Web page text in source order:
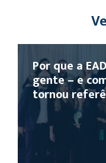
Por que a
gente – e
tornou